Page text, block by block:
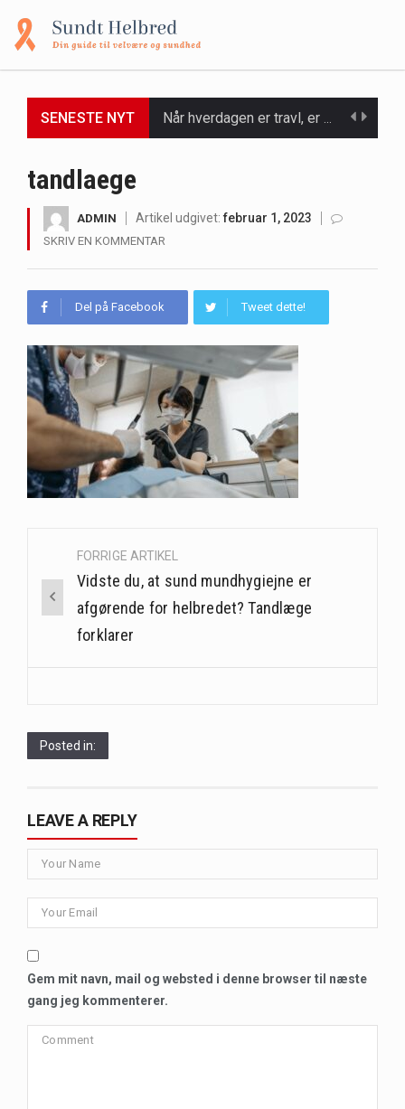
SENESTE NYT
tandlaege
ADMIN Artikel udgivet:februar 1, 2023
SKRIV EN KOMMENTAR
Del på Facebook Tweet dette!
navigationFORRIGE ARTIKEL
Vidste du, at sund mundhygiejne er
afgørende for helbredet? Tandlæge
forklarer
Posted in:
LEAVE A REPLY
Gem mit navn, mail og websted i denne browser til næste
gang jeg kommenterer.